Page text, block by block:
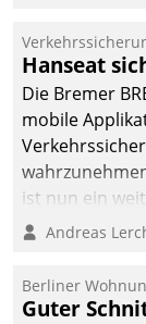
Hanseat
Die Bremer
mobile
ist nun ein
Einsatz.
Andreas
Berliner
Guter